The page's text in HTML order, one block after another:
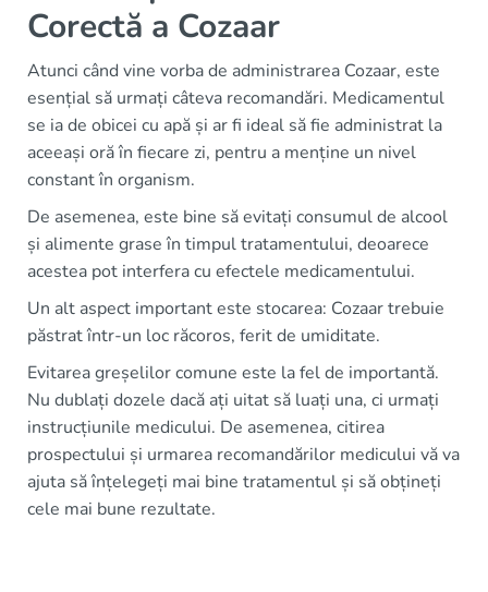
Corectă a Cozaar
Atunci când vine vorba de administrarea Cozaar, este
esențial să urmați câteva recomandări. Medicamentul
se ia de obicei cu apă și ar fi ideal să fie administrat la
aceeași oră în fiecare zi, pentru a menține un nivel
constant în organism.
De asemenea, este bine să evitați consumul de alcool
și alimente grase în timpul tratamentului, deoarece
acestea pot interfera cu efectele medicamentului.
Un alt aspect important este stocarea: Cozaar trebuie
păstrat într-un loc răcoros, ferit de umiditate.
Evitarea greșelilor comune este la fel de importantă.
Nu dublați dozele dacă ați uitat să luați una, ci urmați
instrucțiunile medicului. De asemenea, citirea
prospectului și urmarea recomandărilor medicului vă va
ajuta să înțelegeți mai bine tratamentul și să obțineți
cele mai bune rezultate.